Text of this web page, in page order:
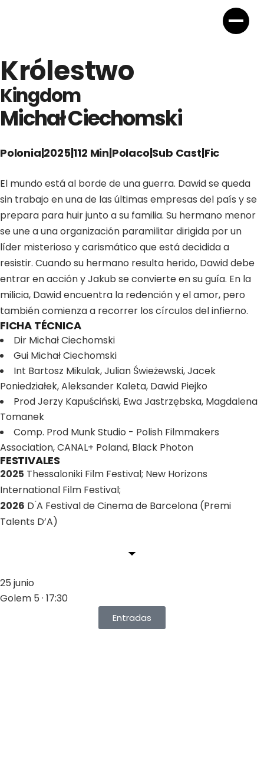
Królestwo
Kingdom
Michał Ciechomski
Polonia|2025|112 Min|Polaco|Sub Cast|Fic
El mundo está al borde de una guerra. Dawid se queda
sin trabajo en una de las últimas empresas del país y se
prepara para huir junto a su familia. Su hermano menor
se une a una organización paramilitar dirigida por un
líder misterioso y carismático que está decidida a
resistir. Cuando su hermano resulta herido, Dawid debe
entrar en acción y Jakub se convierte en su guía. En la
milicia, Dawid encuentra la redención y el amor, pero
también comienza a recorrer los círculos del infierno.
FICHA TÉCNICA
Dir Michał Ciechomski
Gui Michał Ciechomski
Int Bartosz Mikulak, Julian Świeżewski, Jacek
Poniedziałek, Aleksander Kaleta, Dawid Piejko
ProdJerzy Kapuściński, Ewa Jastrzębska, Magdalena
Tomanek
Comp. Prod Munk Studio - Polish Filmmakers
Association, CANAL+ Poland, Black Photon
FESTIVALES
2025 Thessaloniki Film Festival; New Horizons
International Film Festival;
2026 D ́A Festival de Cinema de Barcelona (Premi
Talents D’A)
25 junio
Golem 5 · 17:30
Entradas